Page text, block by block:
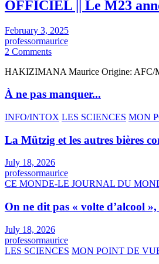
OFFICIEL || Le M23
February 3, 2025
professormaurice
2 Comments
HAKIZIMANA Maurice Origine: AFC/
À ne pas manquer...
INFO/INTOX LES SCIENCES MON
La Mützig et les autres bières
July 18, 2026
professormaurice
CE MONDE-LE JOURNAL DU
On ne dit pas « volte d’alcool
July 18, 2026
professormaurice
LES SCIENCES MON POINT DE